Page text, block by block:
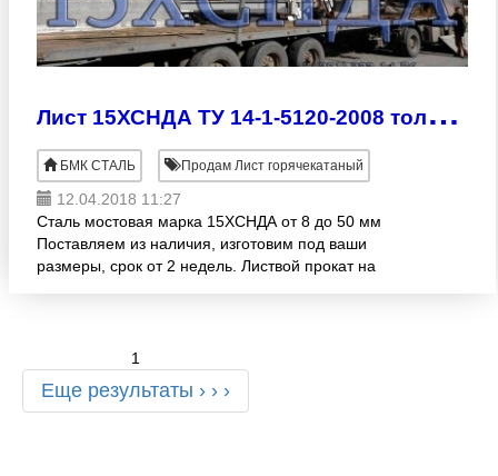
Л
ист 15ХСНДА ТУ 14-1-5120-2008 толщина 8-50мм для мостостроения
БМК СТАЛЬ Продам Лист горячекатаный
12.04.2018 11:27
Сталь мостовая марка 15ХСНДА от 8 до 50 мм
Поставляем из наличия, изготовим под ваши
размеры, срок от 2 недель. Листвой прокат на
1
Еще результаты › › ›